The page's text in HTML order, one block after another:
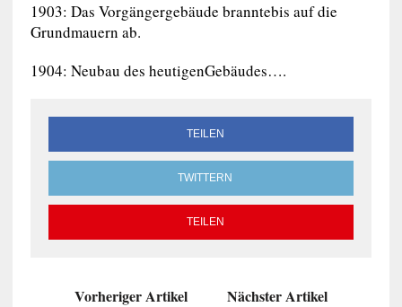
1903: Das Vorgängergebäude branntebis auf die
Grundmauern ab.
1904: Neubau des heutigenGebäudes….
TEILEN
TWITTERN
TEILEN
Vorheriger Artikel Nächster Artikel